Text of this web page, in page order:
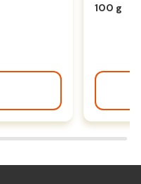
100 g